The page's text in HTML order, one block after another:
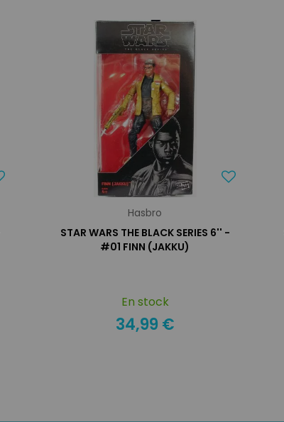
Hasbro
STAR WARS THE BLACK SERIES 6'' -
#01 FINN (JAKKU)
En stock
34,99 €